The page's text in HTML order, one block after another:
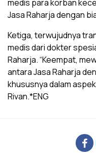
medis para korban
Jasa Raharja dengan
Ketiga, terwujudnya
medis dari dokter
Raharja. “Keempat,
antara Jasa Raharja
khususnya dalam
Rivan.*ENG